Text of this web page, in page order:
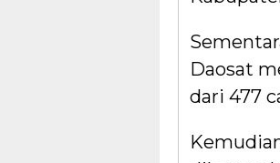
Daosat
dari 477